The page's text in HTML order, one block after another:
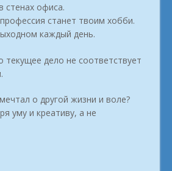
стенах офиса.
станет твоим хобби.
каждый день.
текущее дело не соответствует
о другой жизни и воле?
уму и креативу, а не